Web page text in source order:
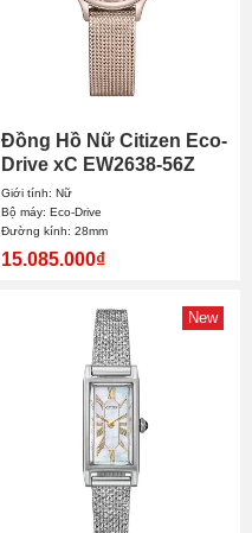
Đồng Hồ Nữ Citizen Eco-
Drive xC EW2638-56Z
28mm
Giới tính: Nữ
Bộ máy: Eco-Drive
Đường kính: 28mm
15.085.000₫
New